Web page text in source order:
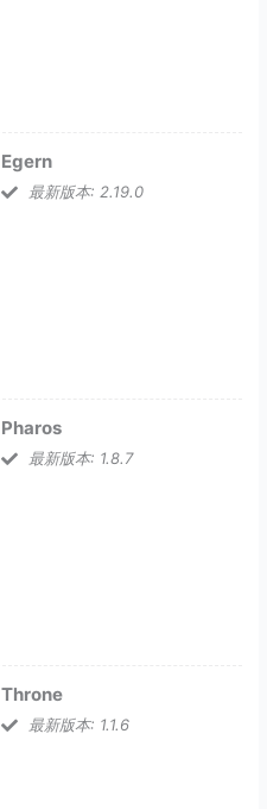
Egern
最新版本: 2.19.0
Pharos
最新版本: 1.8.7
Throne
最新版本: 1.1.6